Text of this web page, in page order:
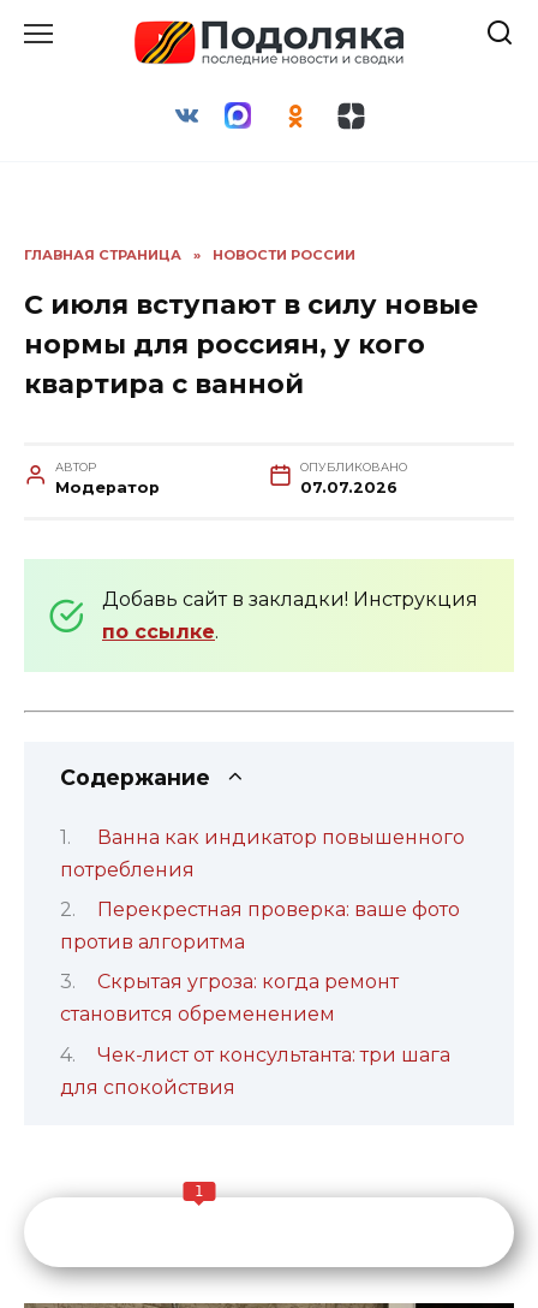
ГЛАВНАЯ СТРАНИЦА » НОВОСТИ РОССИИ
С июля вступают в силу новые
нормы для россиян, у кого
квартира с ванной
АВТОР
Модератор
ОПУБЛИКОВАНО
07.07.2026
Добавь сайт в закладки! Инструкция
по ссылке.
Содержание
Ванна как индикатор повышенного
потребления
Перекрестная проверка: ваше фото
против алгоритма
Скрытая угроза: когда ремонт
становится обременением
Чек-лист от консультанта: три шага
для спокойствия
1